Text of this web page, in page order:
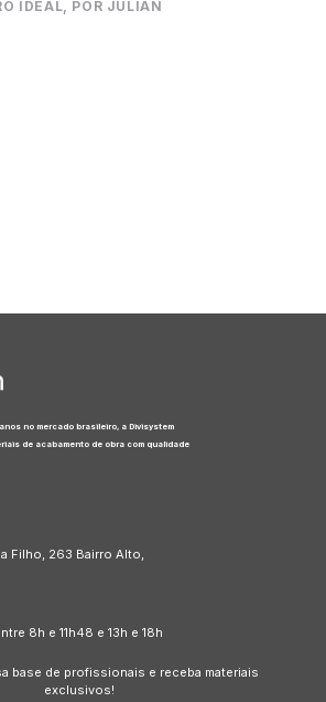
IDEAL, POR JULIAN
no mercado brasileiro, a Divisystem
de acabamento de obra com qualidade
Filho, 263 Bairro Alto,
8h e 11h48 e 13h e 18h
base de profissionais e receba materiais
exclusivos!